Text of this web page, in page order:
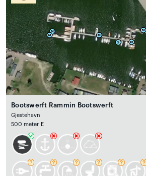
Bootswerft Rammin Bootswerft
Gjestehavn
500 meter E